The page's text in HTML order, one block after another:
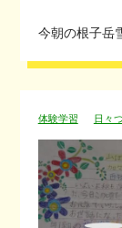
今朝の根子岳
体験学習 日々